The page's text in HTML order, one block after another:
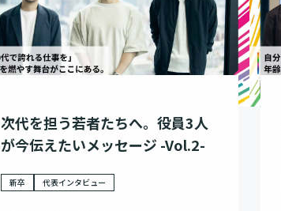
次代を担う若者たちへ。役員3人
が今伝えたいメッセージ -Vol.2-
新卒 代表インタビュー